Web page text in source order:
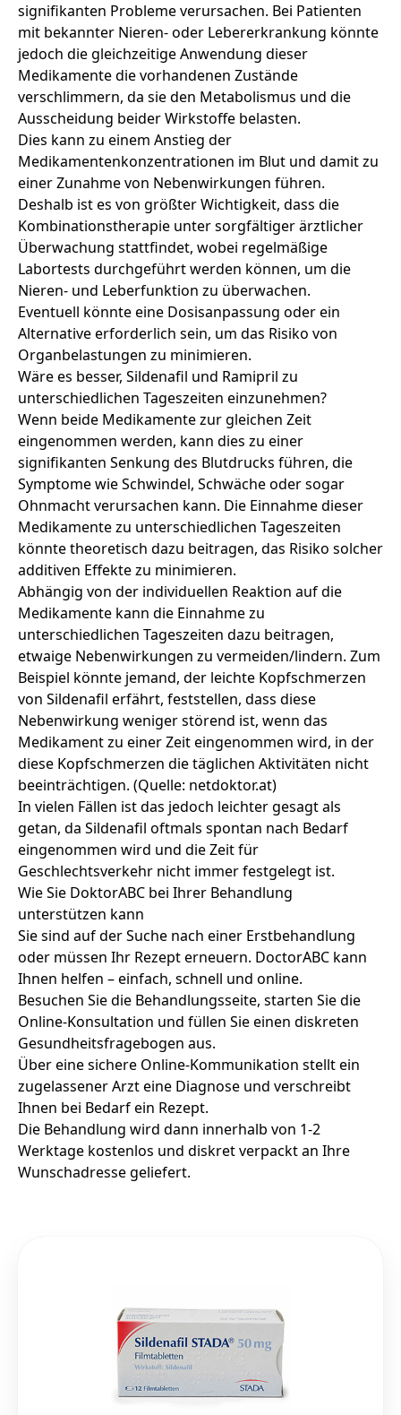
signifikanten Probleme verursachen. Bei Patienten
mit bekannter Nieren- oder Lebererkrankung könnte
jedoch die gleichzeitige Anwendung dieser
Medikamente die vorhandenen Zustände
verschlimmern, da sie den Metabolismus und die
Ausscheidung beider Wirkstoffe belasten.
Dies kann zu einem Anstieg der
Medikamentenkonzentrationen im Blut und damit zu
einer Zunahme von Nebenwirkungen führen.
Deshalb ist es von größter Wichtigkeit, dass die
Kombinationstherapie unter sorgfältiger ärztlicher
Überwachung stattfindet, wobei regelmäßige
Labortests durchgeführt werden können, um die
Nieren- und Leberfunktion zu überwachen.
Eventuell könnte eine Dosisanpassung oder ein
Alternative erforderlich sein, um das Risiko von
Organbelastungen zu minimieren.
Wäre es besser, Sildenafil und Ramipril zu
unterschiedlichen Tageszeiten einzunehmen?
Wenn beide Medikamente zur gleichen Zeit
eingenommen werden, kann dies zu einer
signifikanten Senkung des Blutdrucks führen, die
Symptome wie Schwindel, Schwäche oder sogar
Ohnmacht verursachen kann. Die Einnahme dieser
Medikamente zu unterschiedlichen Tageszeiten
könnte theoretisch dazu beitragen, das Risiko solcher
additiven Effekte zu minimieren.
Abhängig von der individuellen Reaktion auf die
Medikamente kann die Einnahme zu
unterschiedlichen Tageszeiten dazu beitragen,
etwaige Nebenwirkungen zu vermeiden/lindern. Zum
Beispiel könnte jemand, der leichte Kopfschmerzen
von Sildenafil erfährt, feststellen, dass diese
Nebenwirkung weniger störend ist, wenn das
Medikament zu einer Zeit eingenommen wird, in der
diese Kopfschmerzen die täglichen Aktivitäten nicht
beeinträchtigen. (Quelle: netdoktor.at)
In vielen Fällen ist das jedoch leichter gesagt als
getan, da Sildenafil oftmals spontan nach Bedarf
eingenommen wird und die Zeit für
Geschlechtsverkehr nicht immer festgelegt ist.
Wie Sie DoktorABC bei Ihrer Behandlung
unterstützen kann
Sie sind auf der Suche nach einer Erstbehandlung
oder müssen Ihr Rezept erneuern. DoctorABC kann
Ihnen helfen – einfach, schnell und online.
Besuchen Sie die Behandlungsseite, starten Sie die
Online-Konsultation und füllen Sie einen diskreten
Gesundheitsfragebogen aus.
Über eine sichere Online-Kommunikation stellt ein
zugelassener Arzt eine Diagnose und verschreibt
Ihnen bei Bedarf ein Rezept.
Die Behandlung wird dann innerhalb von 1-2
Werktage kostenlos und diskret verpackt an Ihre
Wunschadresse geliefert.